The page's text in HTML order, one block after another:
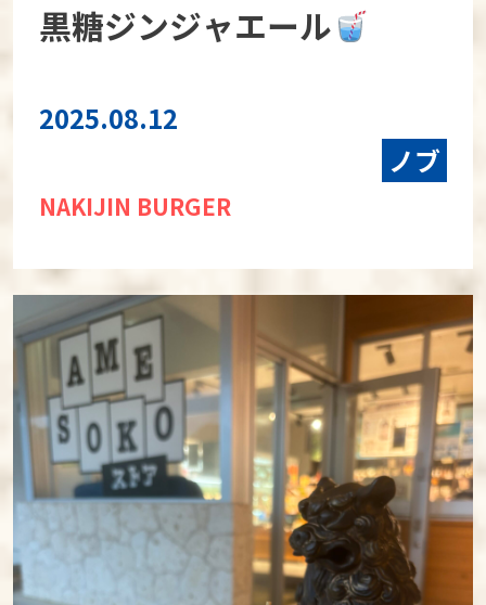
黒糖ジンジャエール
2025.08.12
ノブ
NAKIJIN BURGER